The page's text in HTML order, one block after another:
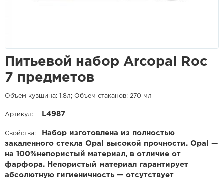
Питьевой набор Arcopal Roc
7 предметов
Объем кувшина: 1.8л; Объем стаканов: 270 мл
Артикул: L4987
Свойства:
Набор изготовлена из полностью
закаленного стекла Opal высокой прочности. Opal —
на 100%непористый материал, в отличие от
фарфора. Непористый материал гарантирует
абсолютную гигиеничность — отсутствует